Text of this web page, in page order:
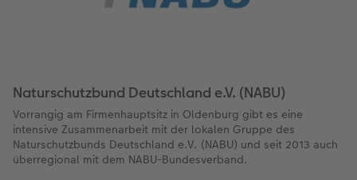
Naturschutzbund Deutschland e.V. (NABU)
Vorrangig am Firmenhauptsitz in Oldenburg gibt es eine
intensive Zusammenarbeit mit der lokalen Gruppe des
Naturschutzbunds Deutschland e.V. (NABU) und seit 2013 auch
überregional mit dem NABU-Bundesverband.